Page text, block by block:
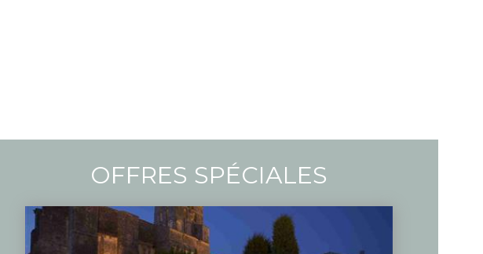
OFFRES SPÉCIALES